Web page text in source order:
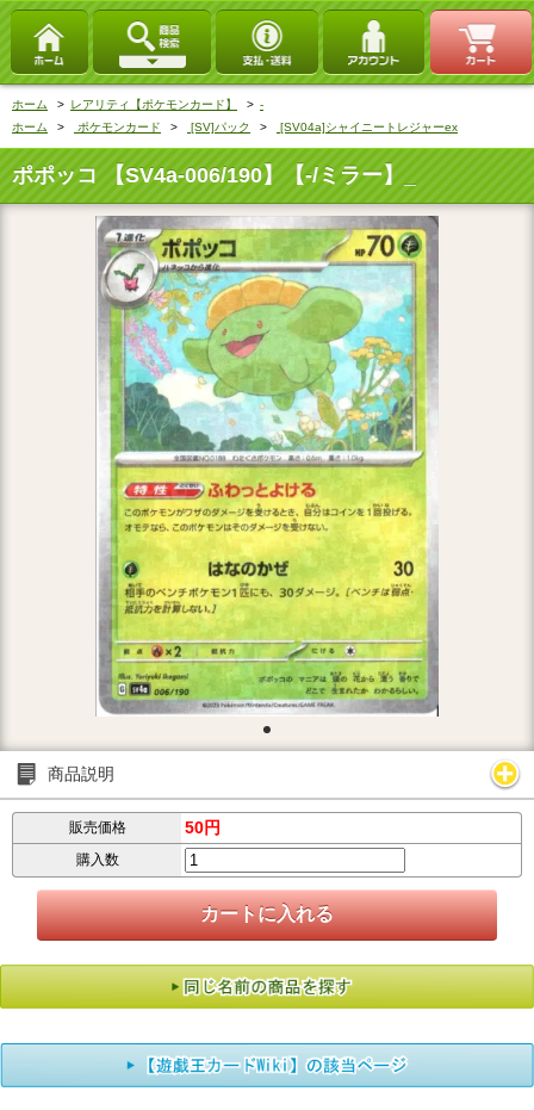
ホーム > レアリティ【ポケモンカード】 > ‐
ホーム
> ポケモンカード > [SV]パック > [SV04a]シャイニートレジャーex
ポポッコ 【SV4a-006/190】【‐/ミラー】_
商品説明
販売価格 50円
購入数